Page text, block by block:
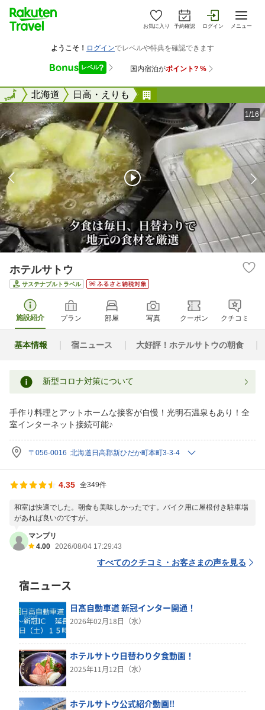
お気に入り 予約確認 ログイン メニュー
全国北海道 日高・えりも
全国
1/16
ホテルサトウ
サステナブルトラベル
施設紹介 プラン 部屋 写真 クーポン クチコミ
基本情報 宿ニュース 大好評！ホテルサトウの朝食
新型コロナ対策について
手作り料理とアットホームな接客が自慢！光明石温泉もあり！全
室インターネット接続可能♪
〒056-0016 北海道日高郡新ひだか町本町3-3-4
4.35 全349件
和室は快適でした。朝食も美味しかったです。バイク用に屋根付き駐車場
があれば良いのですが。
マンプリ
4.00 2026/08/04 17:29:43
すべてのクチコミ・お客さまの声を見る
宿ニュース
日髙自動車道 新冠インター開通！
2026年02月18日（水）
ホテルサトウ日替わり夕食動画！
2025年11月12日（水）
ホテルサトウ公式紹介動画‼